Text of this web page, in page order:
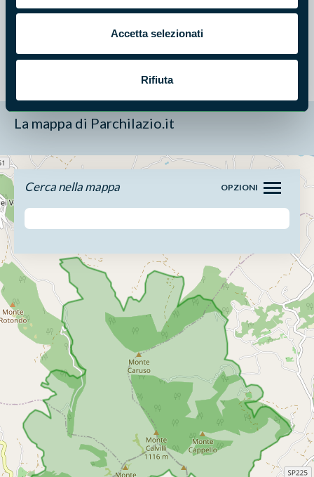
Accetta selezionati
Rifiuta
P.zza IV novembre - Castro dei Volsci (FR)
In collaborazione con l'Associazione La Scarana
La mappa di Parchilazio.it
Cerca nella mappa OPZIONI